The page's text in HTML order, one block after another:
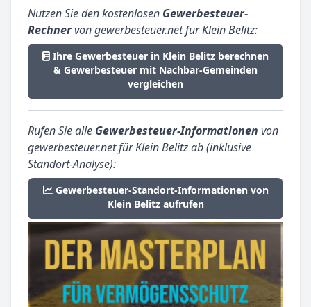
Nutzen Sie den kostenlosen Gewerbesteuer-
Rechnervon gewerbesteuer.net für Klein Belitz:
Ihre Gewerbesteuer in Klein Belitz berechnen
& Gewerbesteuer mit Nachbar-Gemeinden
vergleichen
Rufen Sie alle Gewerbesteuer-Informationen von
gewerbesteuer.net für Klein Belitz ab (inklusive
Standort-Analyse):
Gewerbesteuer-Standort-Informationen von
Klein Belitz aufrufen